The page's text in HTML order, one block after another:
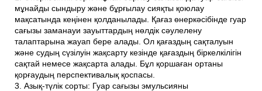
мұнайды сындыру және бұрғылау сияқты қоюлау
мақсатында кеңінен қолданылады. Қағаз өнеркәсібінде гуар
сағызы заманауи зауыттардың нөлдік сәулелену
талаптарына жауап бере алады. Ол қағаздың сақталуын
және судың сүзілуін жақсарту кезінде қағаздың біркелкілігін
сақтай немесе жақсарта алады. Бұл қоршаған ортаны
қорғаудың перспективалық қоспасы.
3. Азық-түлік сорты: Гуар сағызы эмульсияны